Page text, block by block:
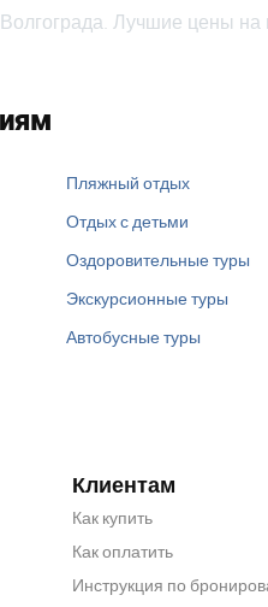
Лучшие цены
Пляжный отдых
Отдых с детьми
Оздоровительные туры
Экскурсионные туры
Автобусные туры
Клиентам
Как купить
Как оплатить
Инструкция по